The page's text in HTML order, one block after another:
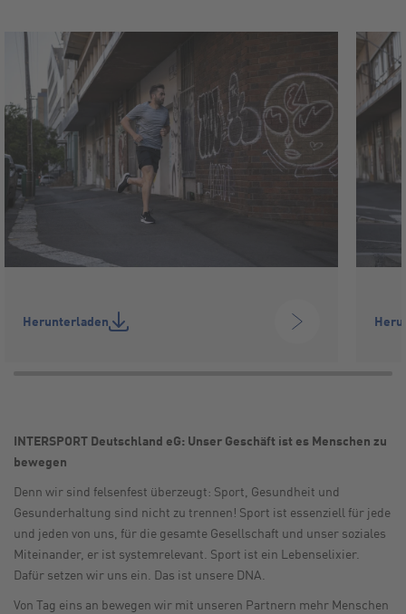
Herunterladen
INTERSPORT Deutschland eG: Unser Geschäft ist es Menschen zu
bewegen
Denn wir sind felsenfest überzeugt: Sport, Gesundheit und
Gesunderhaltung sind nicht zu trennen! Sport ist essenziell für jede
und jeden von uns, für die gesamte Gesellschaft und unser soziales
Miteinander, er ist systemrelevant. Sport ist ein Lebenselixier.
Dafür setzen wir uns ein. Das ist unsere DNA.
Von Tag eins an bewegen wir mit unseren Partnern mehr Menschen